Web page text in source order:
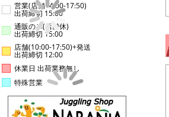
営業(店舗14:00-17:50)
出荷締切 15:00
通販のみ(店舗休)
出荷締切 15:00
店舗(10:00-17:50)+発送
出荷締切 12:00
休業日 出荷業務無し
特殊営業